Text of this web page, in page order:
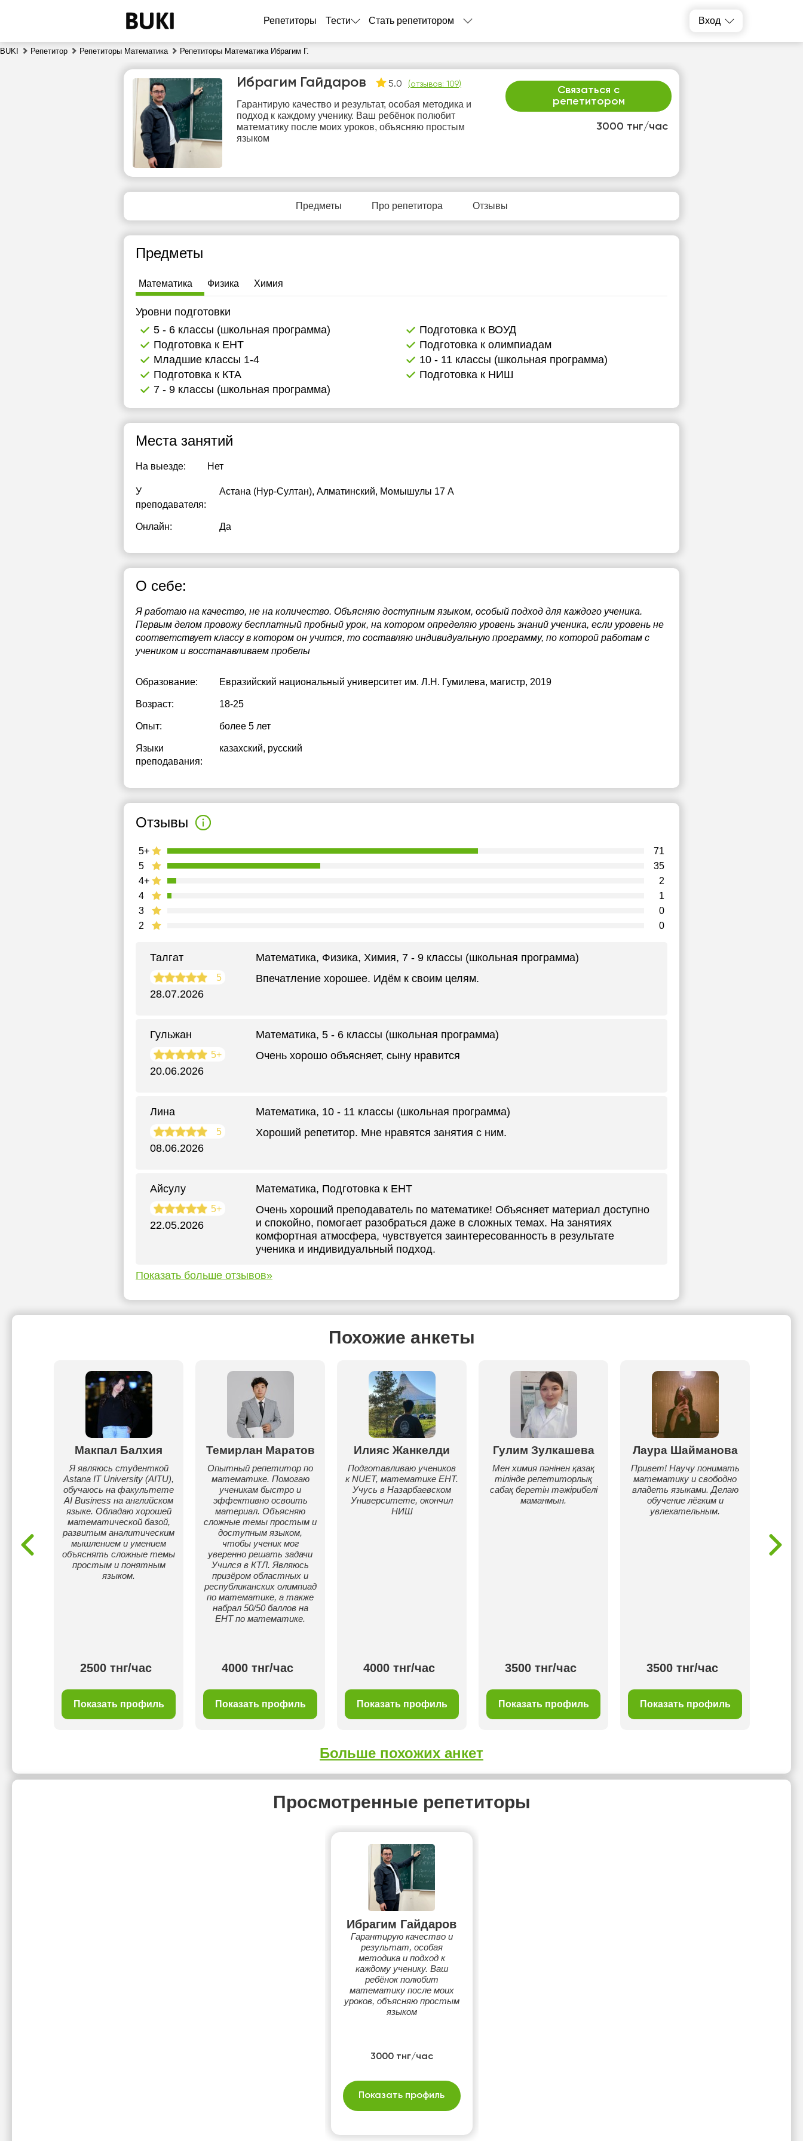
Репетиторы Тести Стать репетитором Вход
BUKI Репетитор Репетиторы Математика Репетиторы Математика Ибрагим Г.
3000 тнг/час
Связаться с
репетитором
Ибрагим Гайдаров 5.0 (отзывов: 109)
Гарантирую качество и результат, особая методика и
подход к каждому ученику. Ваш ребёнок полюбит
математику после моих уроков, объясняю простым
языком
Предметы Про репетитора Отзывы
Предметы
Математика Физика Химия
Уровни подготовки
5 - 6 классы (школьная программа)
Подготовка к ВОУД
Подготовка к ЕНТ
Подготовка к олимпиадам
Младшие классы 1-4
10 - 11 классы (школьная программа)
Подготовка к КТА
Подготовка к НИШ
7 - 9 классы (школьная программа)
Места занятий
На выезде: Нет
У
преподавателя:
Астана (Нур-Султан), Алматинский, Момышулы 17 А
Онлайн: Да
О себе:
Я работаю на качество, не на количество. Объясняю доступным языком, особый подход для каждого ученика.
Первым делом провожу бесплатный пробный урок, на котором определяю уровень знаний ученика, если уровень не
соответствует классу в котором он учится, то составляю индивидуальную программу, по которой работам с
учеником и восстанавливаем пробелы
Образование: Евразийский национальный университет им. Л.Н. Гумилева, магистр, 2019
Возраст: 18-25
Опыт: более 5 лет
Языки
преподавания:
казахский, русский
Отзывы
2 0
3 0
4 1
4+ 2
5 35
5+ 71
Талгат
5
28.07.2026
Математика, Физика, Химия, 7 - 9 классы (школьная программа)
Впечатление хорошее. Идём к своим целям.
Гульжан
5+
20.06.2026
Математика, 5 - 6 классы (школьная программа)
Очень хорошо объясняет, сыну нравится
Лина
5
08.06.2026
Математика, 10 - 11 классы (школьная программа)
Хороший репетитор. Мне нравятся занятия с ним.
Айсулу
5+
22.05.2026
Математика, Подготовка к ЕНТ
Очень хороший преподаватель по математике! Объясняет материал доступно
и спокойно, помогает разобраться даже в сложных темах. На занятиях
комфортная атмосфера, чувствуется заинтересованность в результате
ученика и индивидуальный подход.
Показать больше отзывов»
Похожие анкеты
Макпал Балхия
Я являюсь студенткой
Astana IT University (AITU),
обучаюсь на факультете
AI Business на английском
языке. Обладаю хорошей
математической базой,
развитым аналитическим
мышлением и умением
объяснять сложные темы
простым и понятным
языком.
2500 тнг/час
Показать профиль
Темирлан Маратов
Опытный репетитор по
математике. Помогаю
ученикам быстро и
эффективно освоить
материал. Объясняю
сложные темы простым и
доступным языком,
чтобы ученик мог
уверенно решать задачи
Учился в КТЛ. Являюсь
призёром областных и
республиканских олимпиад
по математике, а также
набрал 50/50 баллов на
ЕНТ по математике.
4000 тнг/час
Показать профиль
Илияс Жанкелди
Подготавливаю учеников
к NUET, математике ЕНТ.
Учусь в Назарбаевском
Университете, окончил
НИШ
4000 тнг/час
Показать профиль
Гулим Зулкашева
Мен химия пәнінен қазақ
тілінде репетиторлық
сабақ беретін тәжірибелі
маманмын.
3500 тнг/час
Показать профиль
Лаура Шайманова
Привет! Научу понимать
математику и свободно
владеть языками. Делаю
обучение лёгким и
увлекательным.
3500 тнг/час
Показать профиль
Больше похожих анкет
Просмотренные репетиторы
Ибрагим Гайдаров
Гарантирую качество и
результат, особая
методика и подход к
каждому ученику. Ваш
ребёнок полюбит
математику после моих
уроков, объясняю простым
языком
3000 тнг/час
Показать профиль
чт
6
7
8
9
10
11
12
свободных
свободных
Нет
свободных
Нет
свободных
Нет
свободных
свободных
свободных